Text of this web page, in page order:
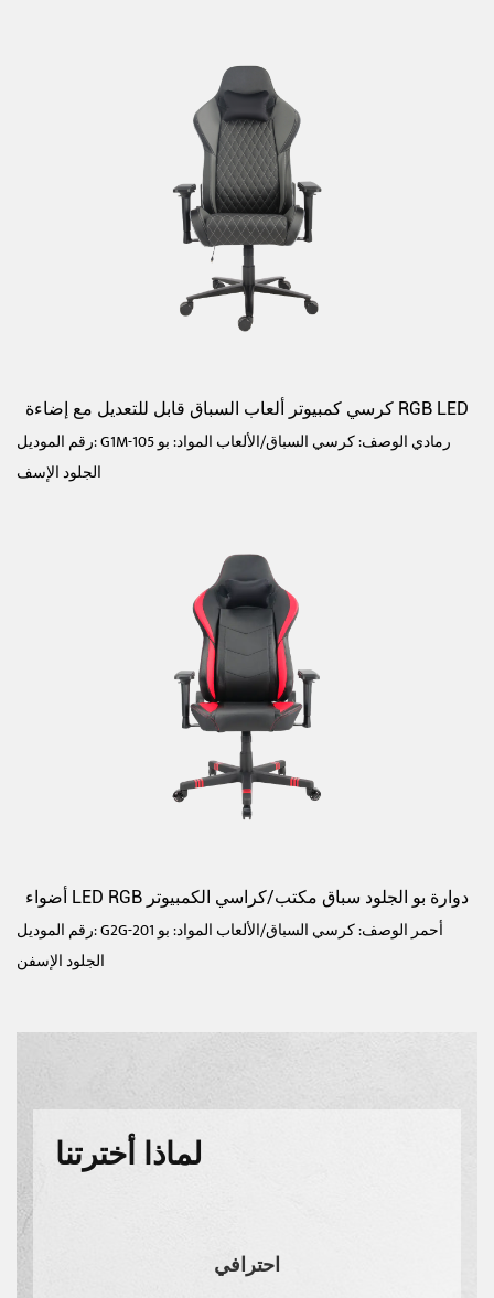
كرسي كمبيوتر ألعاب السباق قابل للتعديل مع إضاءة RGB LED
رقم الموديل: G1M-105 رمادي الوصف: كرسي السباق/الألعاب المواد: بو
الجلود الإسف
أضواء LED RGB دوارة بو الجلود سباق مكتب/كراسي الكمبيوتر
رقم الموديل: G2G-201 أحمر الوصف: كرسي السباق/الألعاب المواد: بو
الجلود الإسفن
لماذا أخترتنا
احترافي